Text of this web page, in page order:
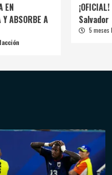
EN
ABSORBE A
Salvador
5